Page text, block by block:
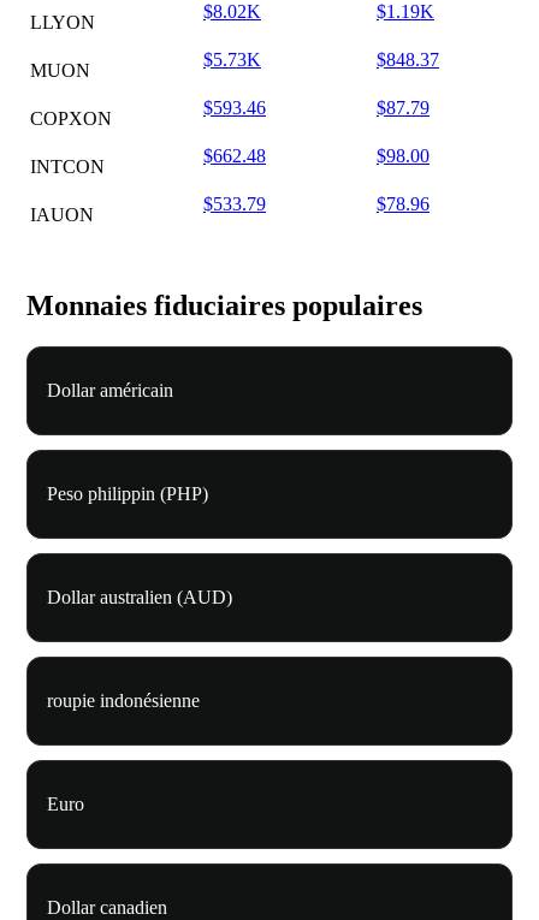
LLYON
$8.02K $1.19K
MUON
$5.73K $848.37
COPXON
$593.46 $87.79
INTCON
$662.48 $98.00
IAUON
$533.79 $78.96
Monnaies fiduciaires populaires
Dollar américain
Peso philippin (PHP)
Dollar australien (AUD)
roupie indonésienne
Euro
Dollar canadien